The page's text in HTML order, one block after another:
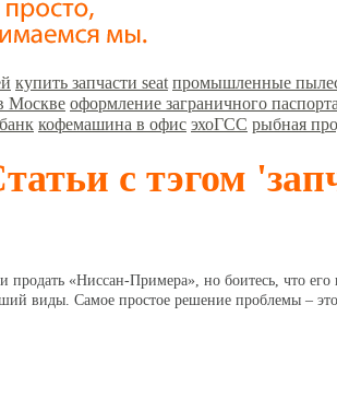
купить запчасти seat промышленные
Москве оформление заграничного паспорта
кофемашина в офис эхоГСС рыбная
с тэгом
«Ниссан-Примера», но боитесь, что
виды. Самое простое решение проблемы –